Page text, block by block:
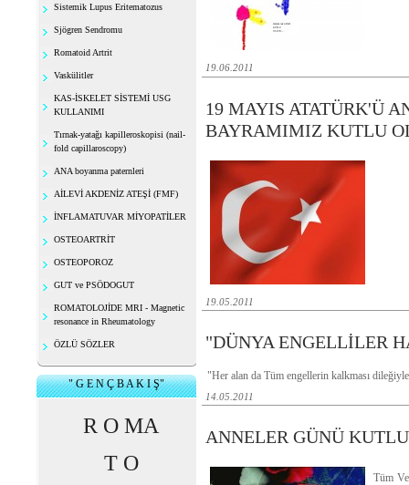
Sistemik Lupus Eritematozus
Sjögren Sendromu
Romatoid Artrit
Vaskülitler
KAS-İSKELET SİSTEMİ USG
KULLANIMI
Tırnak-yatağı kapilleroskopisi (nail-
fold capillaroscopy)
ANA boyanma paternleri
AİLEVİ AKDENİZ ATEŞİ (FMF)
İNFLAMATUVAR MİYOPATİLER
OSTEOARTRİT
OSTEOPOROZ
GUT ve PSÖDOGUT
ROMATOLOJİDE MRI - Magnetic
resonance in Rheumatology
ÖZLÜ SÖZLER
" G E N Ç B A K I Ş"
R O MA
T O
19.06.2011
19 MAYIS ATATÜRK'Ü
BAYRAMIMIZ KUTLU
19.05.2011
"DÜNYA ENGELLİLER
"Her alan da Tüm engellerin kalkması
14.05.2011
ANNELER GÜNÜ
Tüm